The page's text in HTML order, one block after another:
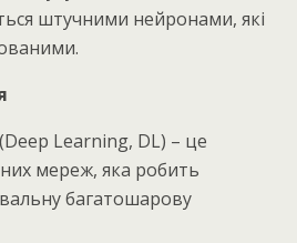
штучними нейронами, які
Learning, DL) – це
мереж, яка робить
багатошарову